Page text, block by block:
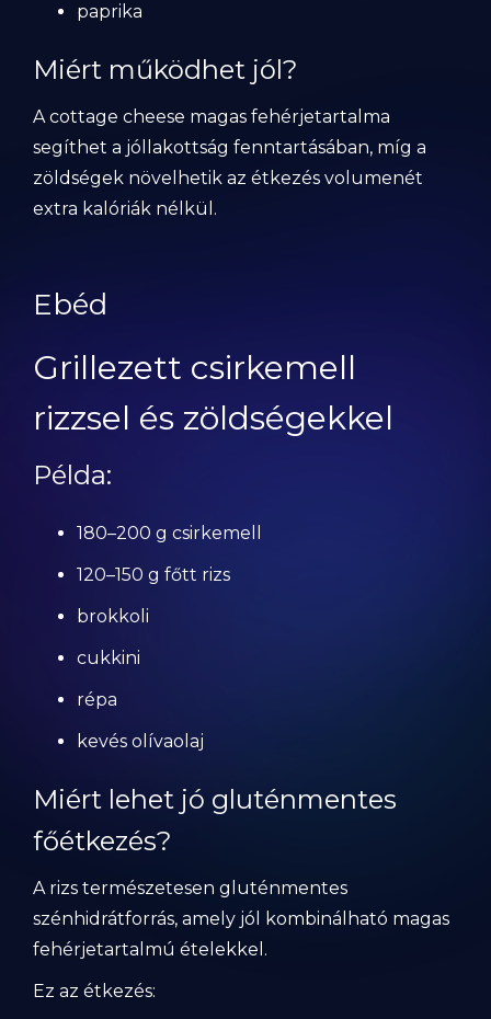
paprika
Miért működhet jól?
A cottage cheese magas fehérjetartalma
segíthet a jóllakottság fenntartásában, míg a
zöldségek növelhetik az étkezés volumenét
extra kalóriák nélkül.
Ebéd
Grillezett csirkemell
rizzsel és zöldségekkel
Példa:
180–200 g csirkemell
120–150 g főtt rizs
brokkoli
cukkini
répa
kevés olívaolaj
Miért lehet jó gluténmentes
főétkezés?
A rizs természetesen gluténmentes
szénhidrátforrás, amely jól kombinálható magas
fehérjetartalmú ételekkel.
Ez az étkezés: